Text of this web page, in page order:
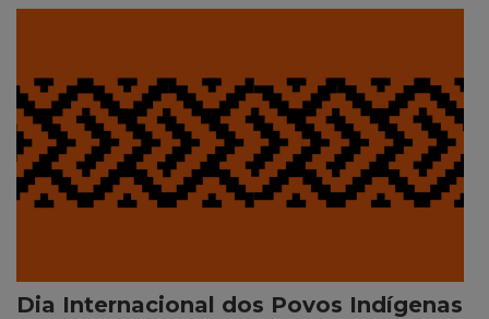
Dia Internacional dos Povos Indígenas